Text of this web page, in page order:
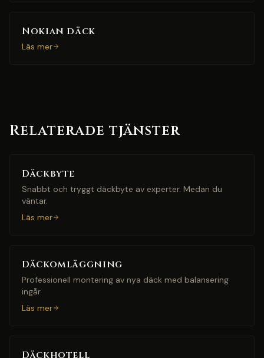
Nokian däck
Läs mer
Relaterade tjänster
Däckbyte
Snabbt och tryggt däckbyte av experter. Medan du
väntar.
Läs mer
Däckomläggning
Professionell montering av nya däck med balansering
ingår.
Läs mer
Däckhotell